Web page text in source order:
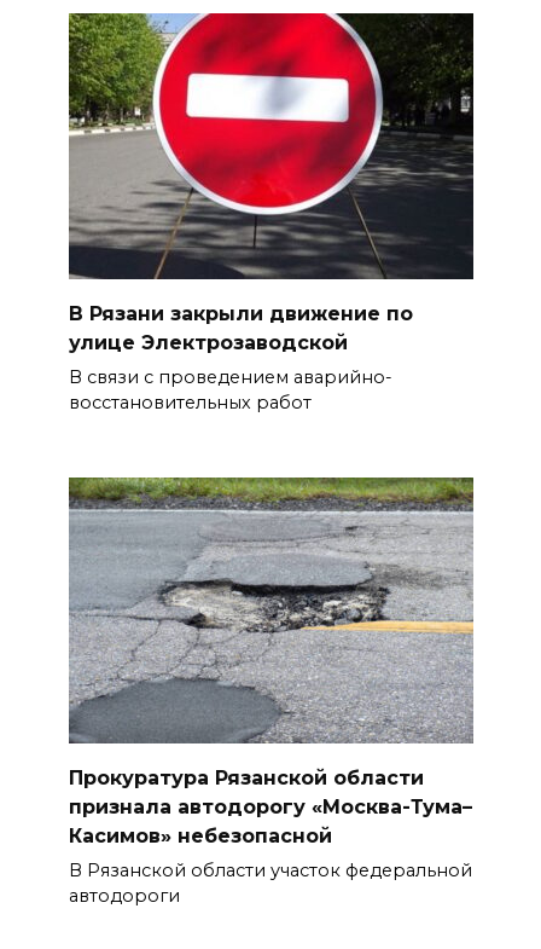
В Рязани закрыли движение по
улице Электрозаводской
В связи с проведением аварийно-
восстановительных работ
Прокуратура Рязанской области
признала автодорогу «Москва-Тума–
Касимов» небезопасной
В Рязанской области участок федеральной
автодороги